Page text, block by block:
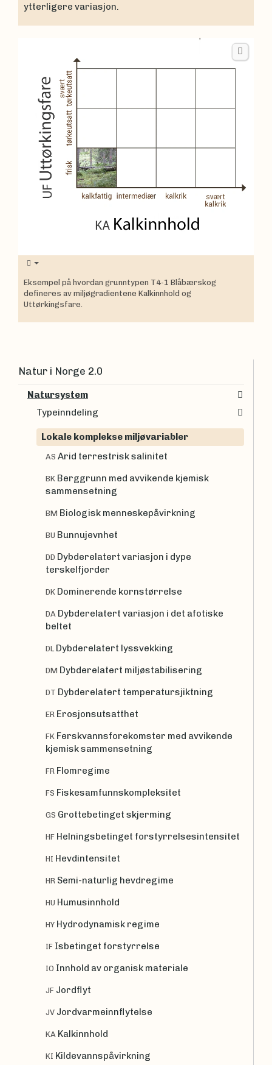
ytterligere variasjon.
Eksempel på hvordan grunntypen T4-1 Blåbærskog
defineres av miljøgradientene Kalkinnhold og
Uttørkingsfare.
Natur i Norge 2.0
Natursystem
Typeinndeling
Lokale komplekse miljøvariabler
AS Arid terrestrisk salinitet
BK Berggrunn med avvikende kjemisk
sammensetning
BM Biologisk menneskepåvirkning
BU Bunnujevnhet
DD Dybderelatert variasjon i dype
terskelfjorder
DK Dominerende kornstørrelse
DA Dybderelatert variasjon i det afotiske
beltet
DL Dybderelatert lyssvekking
DM Dybderelatert miljøstabilisering
DT Dybderelatert temperatursjiktning
ER Erosjonsutsatthet
FK Ferskvannsforekomster med avvikende
kjemisk sammensetning
FR Flomregime
FS Fiskesamfunnskompleksitet
GS Grottebetinget skjerming
HF Helningsbetinget forstyrrelsesintensitet
HI Hevdintensitet
HR Semi-naturlig hevdregime
HU Humusinnhold
HY Hydrodynamisk regime
IF Isbetinget forstyrrelse
IO Innhold av organisk materiale
JF Jordflyt
JV Jordvarmeinnflytelse
KA Kalkinnhold
KI Kildevannspåvirkning